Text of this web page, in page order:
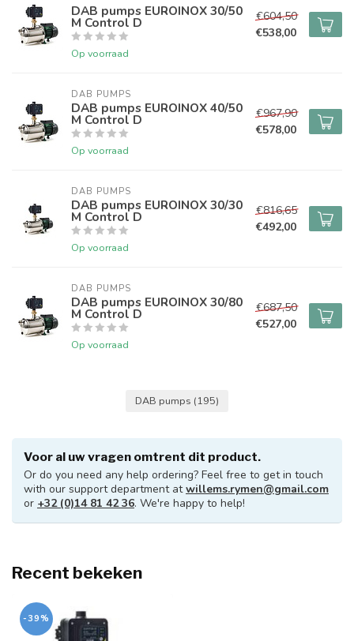
DAB pumps EUROINOX 30/50
M Control D
Op voorraad
€604,50
€538,00
DAB PUMPS
DAB pumps EUROINOX 40/50
M Control D
Op voorraad
€967,90
€578,00
DAB PUMPS
DAB pumps EUROINOX 30/30
M Control D
Op voorraad
€816,65
€492,00
DAB PUMPS
DAB pumps EUROINOX 30/80
M Control D
Op voorraad
€687,50
€527,00
DAB pumps (195)
Voor al uw vragen omtrent dit product.
Or do you need any help ordering? Feel free to get in touch
with our support department atwillems.rymen@gmail.com
or +32 (0)14 81 42 36. We're happy to help!
Recent bekeken
-39%